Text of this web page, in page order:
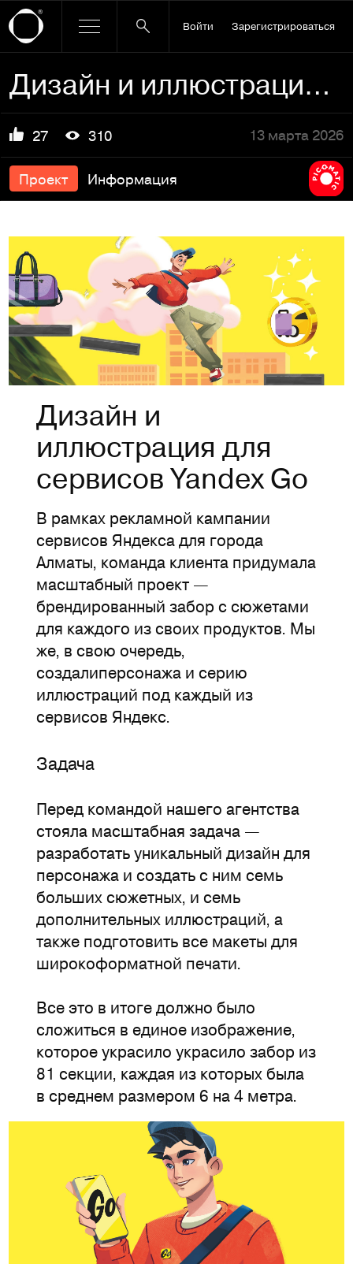
Войти Зарегистрироваться
Дизайн и иллюстрация для сервисов Яндекс Go
27 310 13 марта 2026
Проект Информация
Дизайн и
иллюстрация для
сервисов Yandex Go
В рамках рекламной кампании
сервисов Яндекса для города
Алматы, команда клиента придумала
масштабный проект —
брендированный забор с сюжетами
для каждого из своих продуктов. Мы
же, в свою очередь,
создалиперсонажа и серию
иллюстраций под каждый из
сервисов Яндекс.
Задача
Перед командой нашего агентства
стояла масштабная задача —
разработать уникальный дизайн для
персонажа и создать с ним семь
больших сюжетных, и семь
дополнительных иллюстраций, а
также подготовить все макеты для
широкоформатной печати.
Все это в итоге должно было
сложиться в единое изображение,
которое украсило украсило забор из
81 секции, каждая из которых была
в среднем размером 6 на 4 метра.